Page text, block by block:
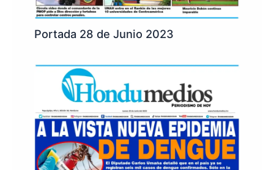
Portada 28 de Junio 2023